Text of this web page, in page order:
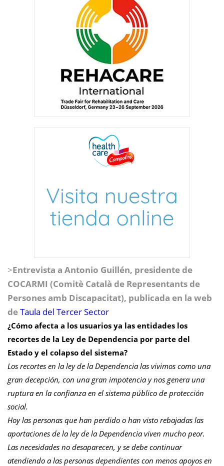
>Entrevista a Antonio Guillén, presidente de
COCARMI (Comitè Català de Representants de
Persones amb Discapacitat), publicada en la web
deTaula del Tercer Sector
¿Cómo afecta a los usuarios ya las entidades los
recortes de la Ley de Dependencia por parte del
Estado y el colapso del sistema?
Los recortes en la ley de la Dependencia las vivimos como una
gran decepción, con una gran impotencia y nos genera una
ruptura en la confianza en el sistema público de protección
social.
Hoy las personas que han perdido o han visto rebajadas las
aportaciones de la ley de la Dependencia viven mucho peor.
Las necesidades no desaparecen, y se debe continuar
atendiendo a las personas dependientes con menos apoyos en